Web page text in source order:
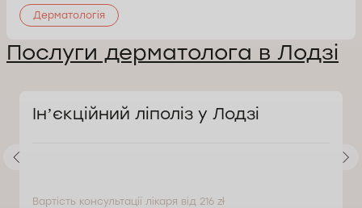
Дерматологія
Послуги дерматолога в Лодзі
Інʼєкційний ліполіз у Лодзі
Вартість консультації лікаря від 216 zł